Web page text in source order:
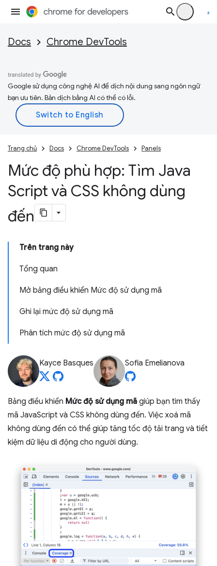
Docs Chrome DevTools
Google sử dụng công nghệ AI để dịch nội dung sang ngôn ngữ
bạn ưu tiên. Bản dịch bằng AI có thể có lỗi.
Trang chủ Docs Chrome DevTools Panels
Mức độ phù hợp: Tìm Java
Script và CSS không dùng
đến
Trên trang này
Tổng quan
Mở bảng điều khiển Mức độ sử dụng mã
Ghi lại mức độ sử dụng mã
Phân tích mức độ sử dụng mã
Kayce Basques Sofia Emelianova
Bảng điều khiển Mức độ sử dụng mã giúp bạn tìm thấy
mã JavaScript và CSS không dùng đến. Việc xoá mã
không dùng đến có thể giúp tăng tốc độ tải trang và tiết
kiệm dữ liệu di động cho người dùng.